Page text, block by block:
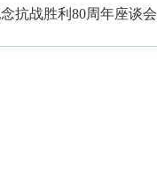
抗战胜利80周年座谈会